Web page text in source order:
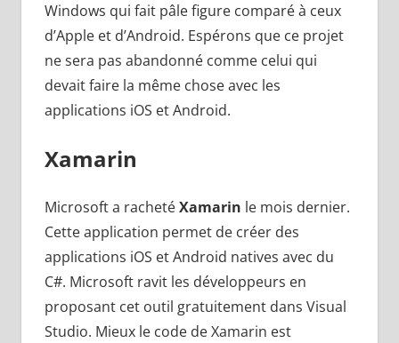
Windows qui fait pâle figure comparé à ceux
d’Apple et d’Android. Espérons que ce projet
ne sera pas abandonné comme celui qui
devait faire la même chose avec les
applications iOS et Android.
Xamarin
Microsoft a rachetéXamarin le mois dernier.
Cette application permet de créer des
applications iOS et Android natives avec du
C#. Microsoft ravit les développeurs en
proposant cet outil gratuitement dans Visual
Studio. Mieux le code de Xamarin est